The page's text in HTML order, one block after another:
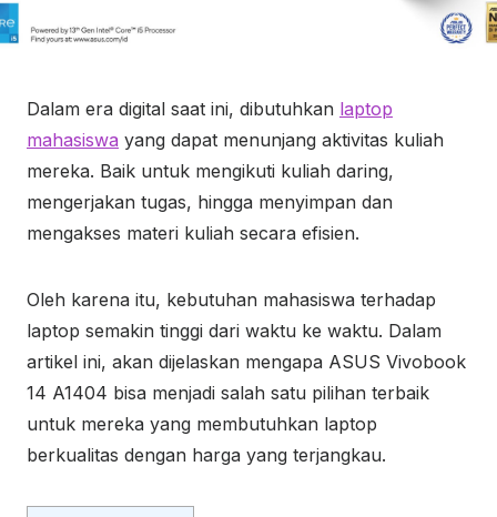
Dalam era digital saat ini, dibutuhkan laptop
mahasiswa yang dapat menunjang aktivitas kuliah
mereka. Baik untuk mengikuti kuliah daring,
mengerjakan tugas, hingga menyimpan dan
mengakses materi kuliah secara efisien.
Oleh karena itu, kebutuhan mahasiswa terhadap
laptop semakin tinggi dari waktu ke waktu. Dalam
artikel ini, akan dijelaskan mengapa ASUS Vivobook
14 A1404 bisa menjadi salah satu pilihan terbaik
untuk mereka yang membutuhkan laptop
berkualitas dengan harga yang terjangkau.